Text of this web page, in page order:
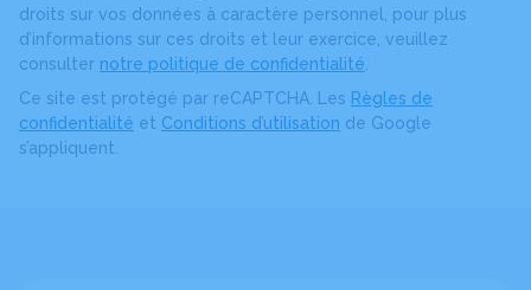
droits sur vos données à caractère personnel, pour plus
d’informations sur ces droits et leur exercice, veuillez
consulter notre politique de confidentialité
Ce site est protégé par reCAPTCHA. Les Règles de
confidentialité et Conditions d’utilisation de Google
s’appliquent.